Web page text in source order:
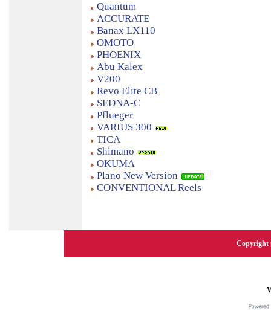
Quantum
ACCURATE
Banax LX110
OMOTO
PHOENIX
Abu Kalex
V200
Revo Elite CB
SEDNA-C
Pflueger
VARIUS 300
TICA
Shimano
OKUMA
Plano New Version
CONVENTIONAL Reels
Copyright